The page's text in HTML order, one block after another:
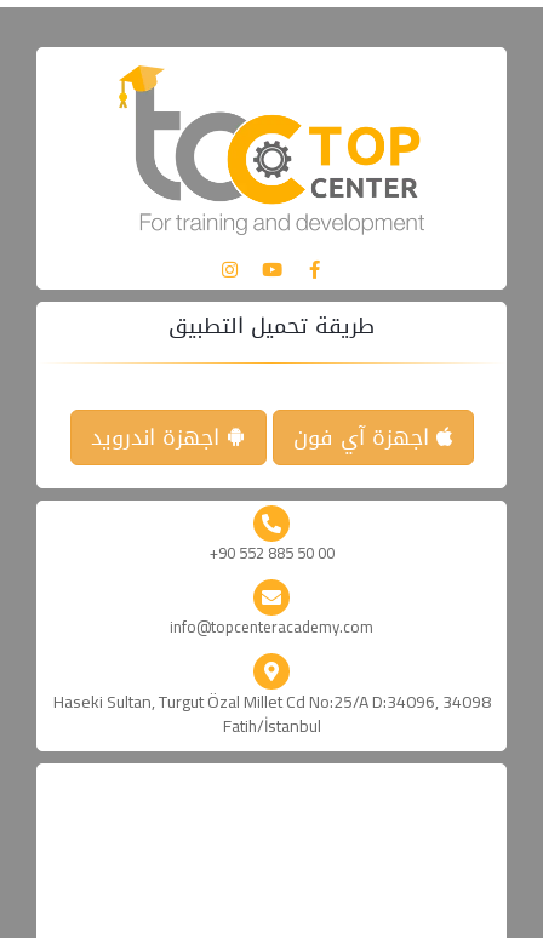
طريقة تحميل التطبيق
اجهزة آي فون اجهزة اندرويد
+90 552 885 50 00
info@topcenteracademy.com
Haseki Sultan, Turgut Özal Millet Cd No:25/A D:34096, 34098
Fatih/İstanbul